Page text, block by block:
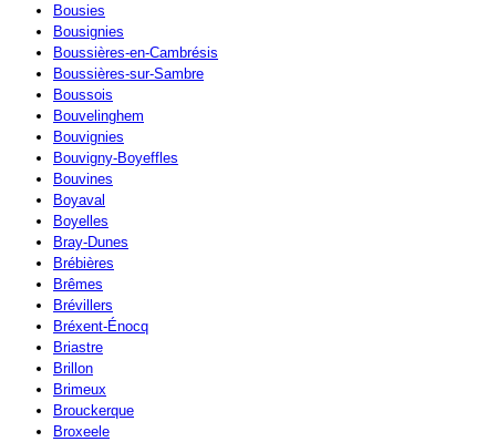
Bousies
Bousignies
Boussières-en-Cambrésis
Boussières-sur-Sambre
Boussois
Bouvelinghem
Bouvignies
Bouvigny-Boyeffles
Bouvines
Boyaval
Boyelles
Bray-Dunes
Brébières
Brêmes
Brévillers
Bréxent-Énocq
Briastre
Brillon
Brimeux
Brouckerque
Broxeele